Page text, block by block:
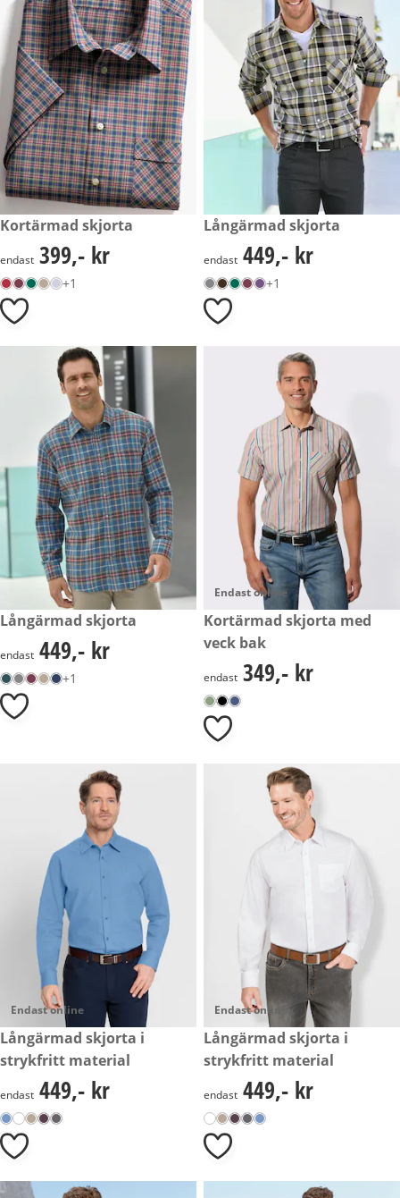
399,- kr
Kortärmad skjorta
399,- kr
endast 399,- kr
+1
449,- kr
Långärmad skjorta
449,- kr
endast 449,- kr
+1
449,- kr
Långärmad skjorta
449,- kr
endast 449,- kr
+1
Endast online
349,- kr
Kortärmad skjorta med
veck bak
349,- kr
endast 349,- kr
Endast online
449,- kr
Långärmad skjorta i
strykfritt material
449,- kr
endast 449,- kr
Endast online
449,- kr
Långärmad skjorta i
strykfritt material
449,- kr
endast 449,- kr